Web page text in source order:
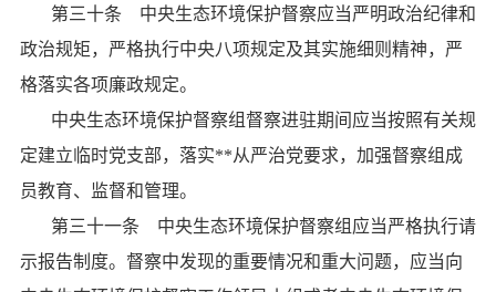
第三十条 中央生态环境保护督察应当严明政治纪律和
政治规矩，严格执行中央八项规定及其实施细则精神，严
格落实各项廉政规定。
中央生态环境保护督察组督察进驻期间应当按照有关规
定建立临时党支部，落实**从严治党要求，加强督察组成
员教育、监督和管理。
第三十一条 中央生态环境保护督察组应当严格执行请
示报告制度。督察中发现的重要情况和重大问题，应当向